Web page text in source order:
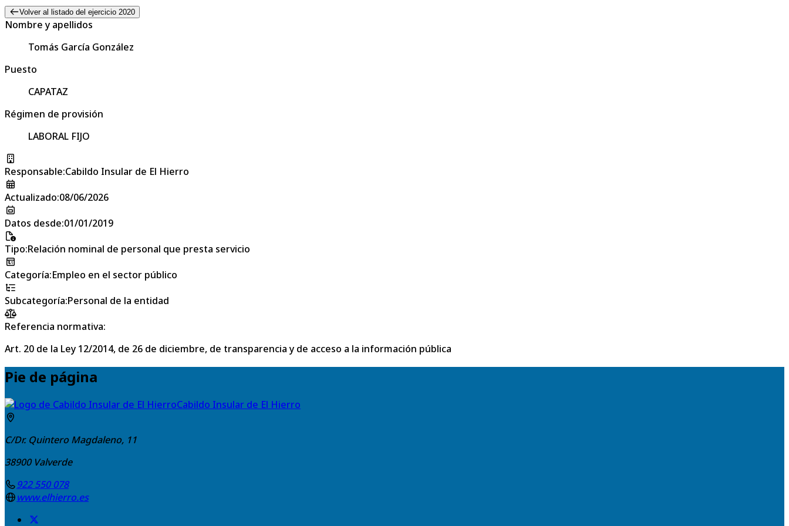
Volver al listado del ejercicio 2020
Nombre y apellidos
Tomás García González
Puesto
CAPATAZ
Régimen de provisión
LABORAL FIJO
Responsable:Cabildo Insular de El Hierro
Actualizado:08/06/2026
Datos desde:01/01/2019
Tipo:Relación nominal de personal que presta servicio
Categoría:Empleo en el sector público
Subcategoría:Personal de la entidad
Referencia normativa:
Art. 20 de la Ley 12/2014, de 26 de diciembre, de transparencia y de acceso a la información pública
Pie de página
Cabildo Insular de El Hierro
C/Dr. Quintero Magdaleno, 11
38900 Valverde
922 550 078
www.elhierro.es